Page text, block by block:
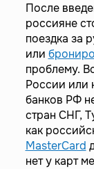
После
россияне
поездка за
или
проблему.
России или
банков РФ
стран СНГ,
как
MasterCard
нет у карт